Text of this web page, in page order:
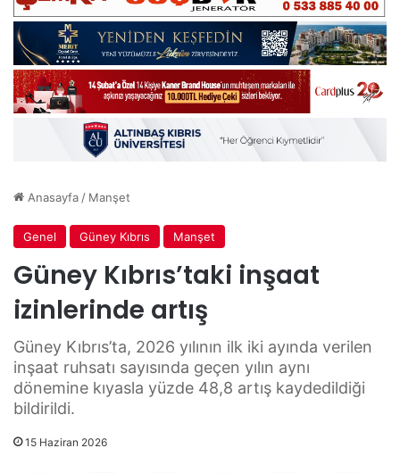
Anasayfa / Manşet
Genel Güney Kıbrıs Manşet
Güney Kıbrıs’taki inşaat
izinlerinde artış
Güney Kıbrıs’ta, 2026 yılının ilk iki ayında verilen
inşaat ruhsatı sayısında geçen yılın aynı
dönemine kıyasla yüzde 48,8 artış kaydedildiği
bildirildi.
15 Haziran 2026